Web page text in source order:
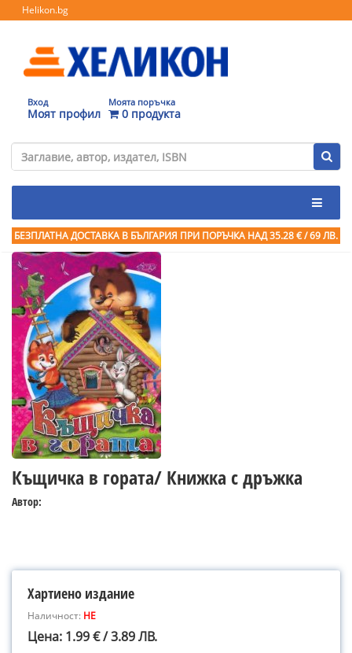
Helikon.bg
Вход
Моят профил
Моята поръчка
0 продукта
БЕЗПЛАТНА ДОСТАВКА В БЪЛГАРИЯ ПРИ ПОРЪЧКА НАД 35.28 € / 69 ЛВ.
Къщичка в гората/ Книжка с дръжка
Автор:
Хартиено издание
Наличност: НЕ
Цена: 1.99 € / 3.89 ЛВ.